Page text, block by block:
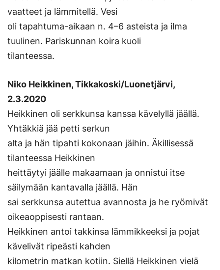
vaatteet ja lämmitellä. Vesi
oli tapahtuma-aikaan n. 4–6 asteista ja ilma
tuulinen. Pariskunnan koira kuoli
tilanteessa.
Niko Heikkinen, Tikkakoski/Luonetjärvi,
2.3.2020
Heikkinen oli serkkunsa kanssa kävelyllä jäällä.
Yhtäkkiä jää petti serkun
alta ja hän tipahti kokonaan jäihin. Äkillisessä
tilanteessa Heikkinen
heittäytyi jäälle makaamaan ja onnistui itse
säilymään kantavalla jäällä. Hän
sai serkkunsa autettua avannosta ja he ryömivät
oikeaoppisesti rantaan.
Heikkinen antoi takkinsa lämmikkeeksi ja pojat
kävelivät ripeästi kahden
kilometrin matkan kotiin. Siellä Heikkinen vielä